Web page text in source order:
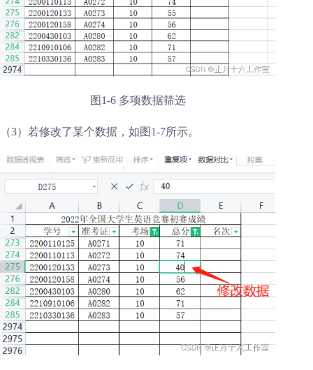
图1-6 多项数据筛选
（3）若修改了某个数据，如图1-7所示。